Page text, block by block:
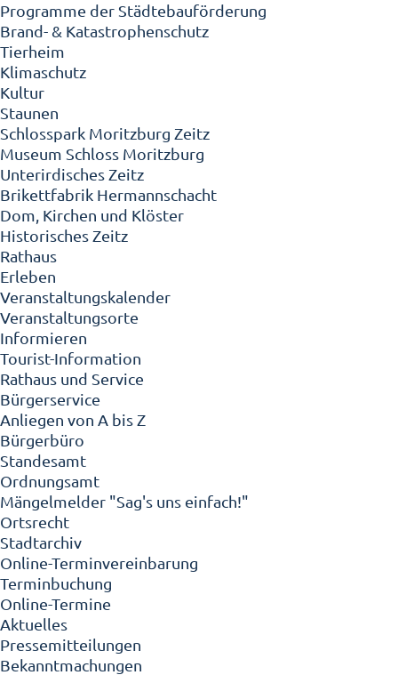
Programme der Städtebauförderung
Brand- & Katastrophenschutz
Tierheim
Klimaschutz
Kultur
Staunen
Schlosspark Moritzburg Zeitz
Museum Schloss Moritzburg
Unterirdisches Zeitz
Brikettfabrik Hermannschacht
Dom, Kirchen und Klöster
Historisches Zeitz
Rathaus
Erleben
Veranstaltungskalender
Veranstaltungsorte
Informieren
Tourist-Information
Rathaus und Service
Bürgerservice
Anliegen von A bis Z
Bürgerbüro
Standesamt
Ordnungsamt
Mängelmelder "Sag's uns einfach!"
Ortsrecht
Stadtarchiv
Online-Terminvereinbarung
Terminbuchung
Online-Termine
Aktuelles
Pressemitteilungen
Bekanntmachungen